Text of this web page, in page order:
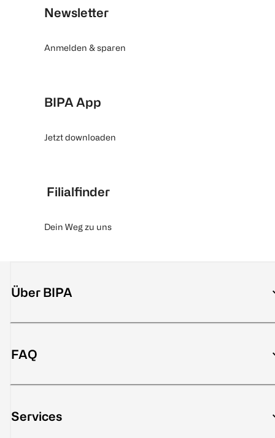
Newsletter
Anmelden & sparen
BIPA App
Jetzt downloaden
Filialfinder
Dein Weg zu uns
Über BIPA
FAQ
Services